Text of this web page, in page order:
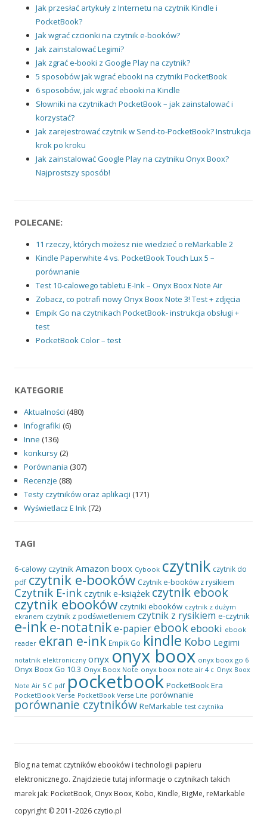
Jak przesłać artykuły z Internetu na czytnik Kindle i
PocketBook?
Jak wgrać czcionki na czytnik e-booków?
Jak zainstalować Legimi?
Jak zgrać e-booki z Google Play na czytnik?
5 sposobów jak wgrać ebooki na czytniki PocketBook
6 sposobów, jak wgrać ebooki na Kindle
Słowniki na czytnikach PocketBook – jak zainstalować i
korzystać?
Jak zarejestrować czytnik w Send-to-PocketBook? Instrukcja
krok po kroku
Jak zainstalować Google Play na czytniku Onyx Boox?
Najprostszy sposób!
POLECANE:
11 rzeczy, których możesz nie wiedzieć o reMarkable 2
Kindle Paperwhite 4 vs. PocketBook Touch Lux 5 –
porównanie
Test 10-calowego tabletu E-Ink – Onyx Boox Note Air
Zobacz, co potrafi nowy Onyx Boox Note 3! Test + zdjęcia
Empik Go na czytnikach PocketBook- instrukcja obsługi +
test
PocketBook Color – test
KATEGORIE
Aktualności (480)
Infografiki (6)
Inne (136)
konkursy(2)
Porównania (307)
Recenzje (88)
Testy czytników oraz aplikacji (171)
Wyświetlacz E Ink(72)
TAGI
6-calowy czytnik Amazon boox Cybook czytnik czytnik do
pdf czytnik e-booków Czytnik e-booków z rysikiem
Czytnik E-ink czytnik e-książek czytnik ebook
czytnik ebooków czytniki ebooków czytnik z dużym
ekranem czytnik z podświetleniem czytnik z rysikiem e-czytnik
e-ink e-notatnike-papier ebookebooki ebook
reader ekran e-ink Empik Go kindle Kobo Legimi
notatnik elektroniczny onyx onyx boox onyx boox go 6
Onyx Boox Go 10.3 Onyx Boox Note onyx boox note air 4 c Onyx Boox
Note Air 5 C pdf pocketbook PocketBook Era
PocketBook Verse PocketBook Verse Lite porównanie
porównanie czytników ReMarkable test czytnika
Blog na temat czytników ebooków i technologii papieru
elektronicznego. Znajdziecie tutaj informacje o czytnikach takich
marek jak: PocketBook, Onyx Boox, Kobo, Kindle, BigMe, reMarkable
copyright © 2011-2026 czytio.pl